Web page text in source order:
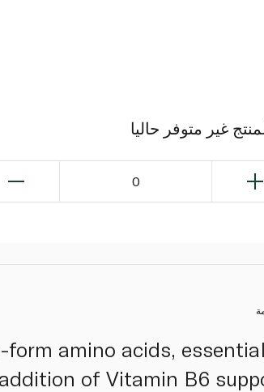
غير متوفر حاليا
0
form amino acids,
of Vitamin B6